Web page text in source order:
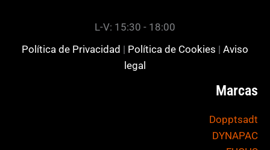
L-V: 15:30 - 18:00
Política de Privacidad | Política de Cookies | Aviso
legal
Marcas
Dopptsadt
DYNAPAC